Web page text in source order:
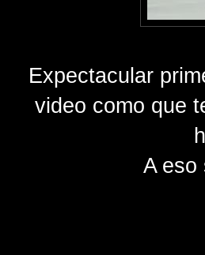
Expectacular
video como que
A eso